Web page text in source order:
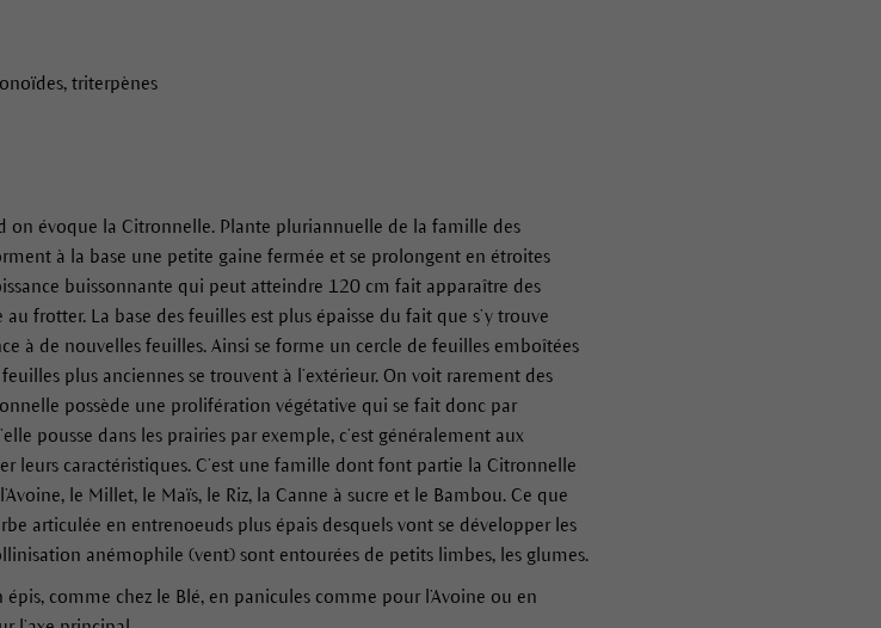
triterpènes
on évoque la Citronnelle. Plante pluriannuelle de la famille des
à la base une petite gaine fermée et se prolongent en étroites
buissonnante qui peut atteindre 120 cm fait apparaître des
frotter. La base des feuilles est plus épaisse du fait que s’y trouve
à de nouvelles feuilles. Ainsi se forme un cercle de feuilles emboîtées
plus anciennes se trouvent à l’extérieur. On voit rarement des
possède une prolifération végétative qui se fait donc par
pousse dans les prairies par exemple, c’est généralement aux
leurs caractéristiques. C’est une famille dont font partie la Citronnelle
le Millet, le Maïs, le Riz, la Canne à sucre et le Bambou. Ce que
articulée en entrenoeuds plus épais desquels vont se développer les
anémophile (vent) sont entourées de petits limbes, les glumes.
comme chez le Blé, en panicules comme pour l’Avoine ou en